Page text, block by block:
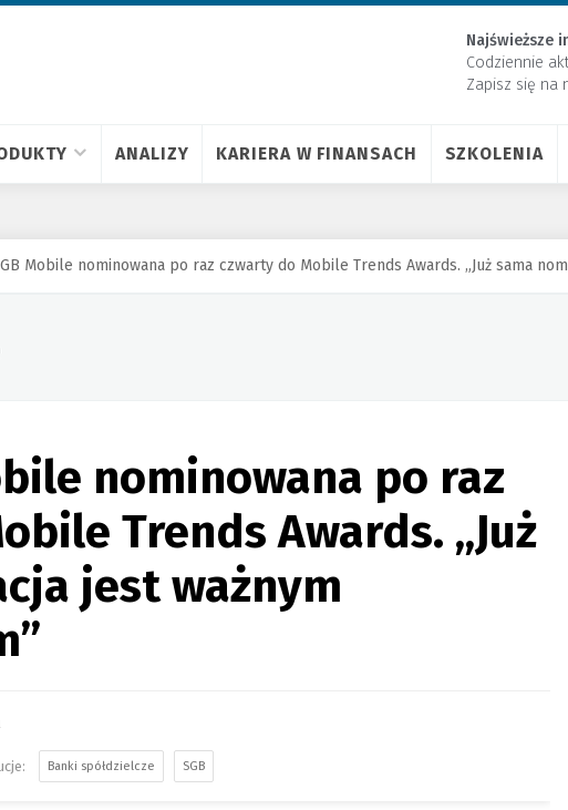
Najświeższe
Codziennie
Zapisz się na
ANALIZY KARIERA W FINANSACH SZKOLENIA
Mobile nominowana po raz czwarty do Mobile Trends Awards. „Już sama
nominowana po raz
Trends Awards. „Już
jest ważnym
Banki spółdzielcze SGB